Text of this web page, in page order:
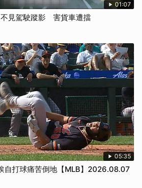
01:07
不見駕駛蹤影 害貨車遭擋
05:35
自打球痛苦倒地【MLB】2026.08.07